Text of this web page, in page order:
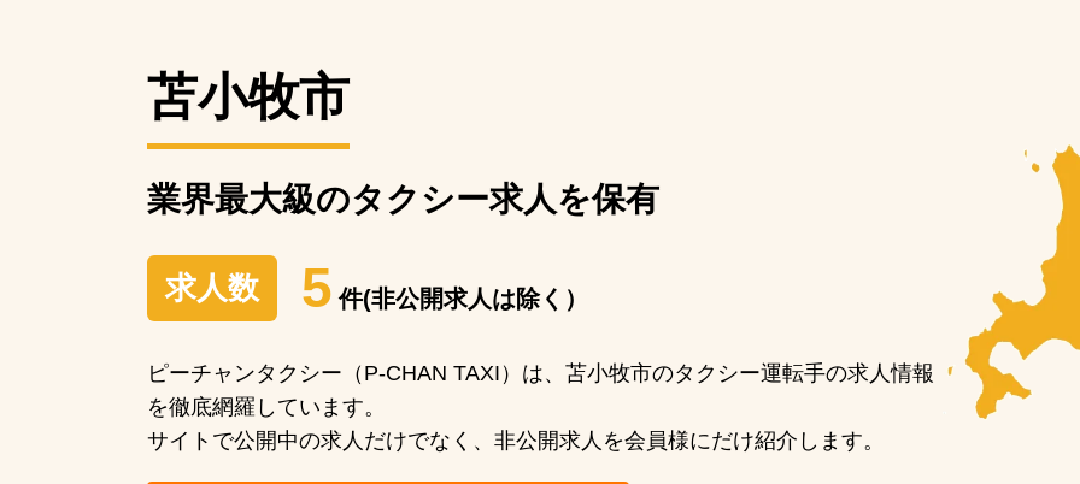
苫小牧市
業界最大級のタクシー求人を保有
求人数 5 件(非公開求人は除く）
ピーチャンタクシー（P-CHAN TAXI）は、苫小牧市のタクシー運転手の求人情報
を徹底網羅しています。
サイトで公開中の求人だけでなく、非公開求人を会員様にだけ紹介します。